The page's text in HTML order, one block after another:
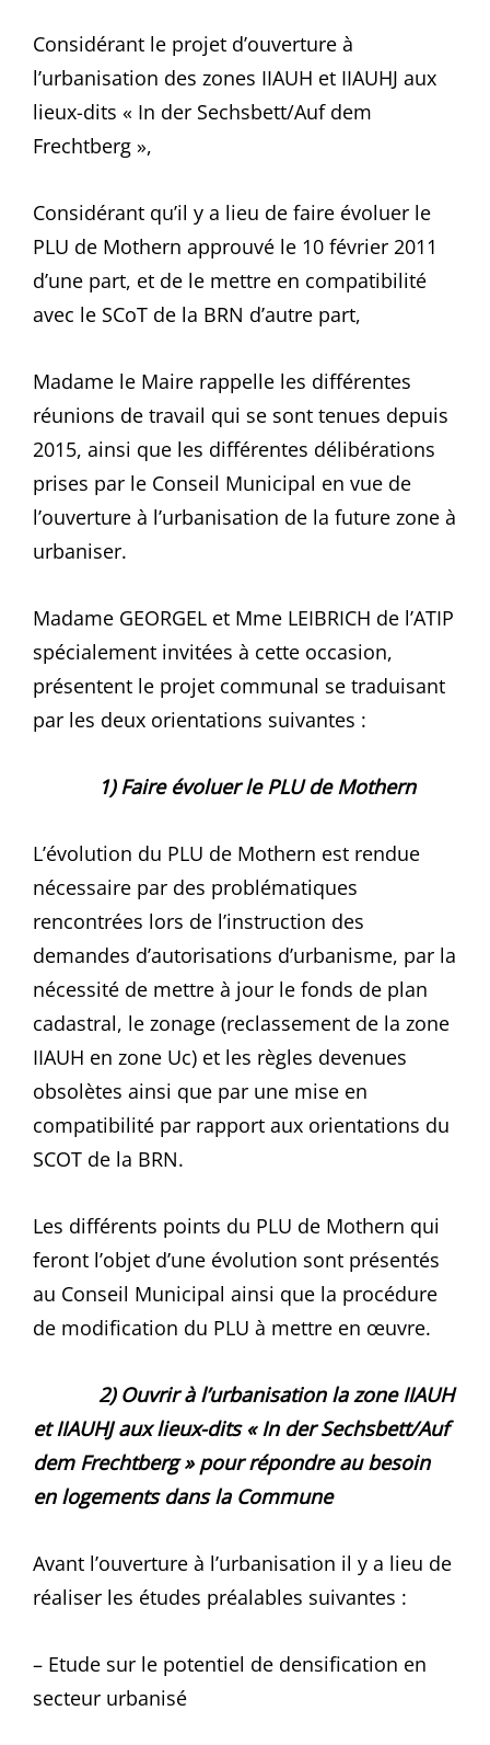
Considérant le projet d’ouverture à
l’urbanisation des zones IIAUH et IIAUHJ aux
lieux-dits « In der Sechsbett/Auf dem
Frechtberg »,
Considérant qu’il y a lieu de faire évoluer le
PLU de Mothern approuvé le 10 février 2011
d’une part, et de le mettre en compatibilité
avec le SCoT de la BRN d’autre part,
Madame le Maire rappelle les différentes
réunions de travail qui se sont tenues depuis
2015, ainsi que les différentes délibérations
prises par le Conseil Municipal en vue de
l’ouverture à l’urbanisation de la future zone à
urbaniser.
Madame GEORGEL et Mme LEIBRICH de l’ATIP
spécialement invitées à cette occasion,
présentent le projet communal se traduisant
par les deux orientations suivantes :
1) Faire évoluer le PLU de Mothern
L’évolution du PLU de Mothern est rendue
nécessaire par des problématiques
rencontrées lors de l’instruction des
demandes d’autorisations d’urbanisme, par la
nécessité de mettre à jour le fonds de plan
cadastral, le zonage (reclassement de la zone
IIAUH en zone Uc) et les règles devenues
obsolètes ainsi que par une mise en
compatibilité par rapport aux orientations du
SCOT de la BRN.
Les différents points du PLU de Mothern qui
feront l’objet d’une évolution sont présentés
au Conseil Municipal ainsi que la procédure
de modification du PLU à mettre en œuvre.
2) Ouvrir à l’urbanisation la zone IIAUH
et IIAUHJ aux lieux-dits « In der Sechsbett/Auf
dem Frechtberg » pour répondre au besoin
en logements dans la Commune
Avant l’ouverture à l’urbanisation il y a lieu de
réaliser les études préalables suivantes :
– Etude sur le potentiel de densification en
secteur urbanisé